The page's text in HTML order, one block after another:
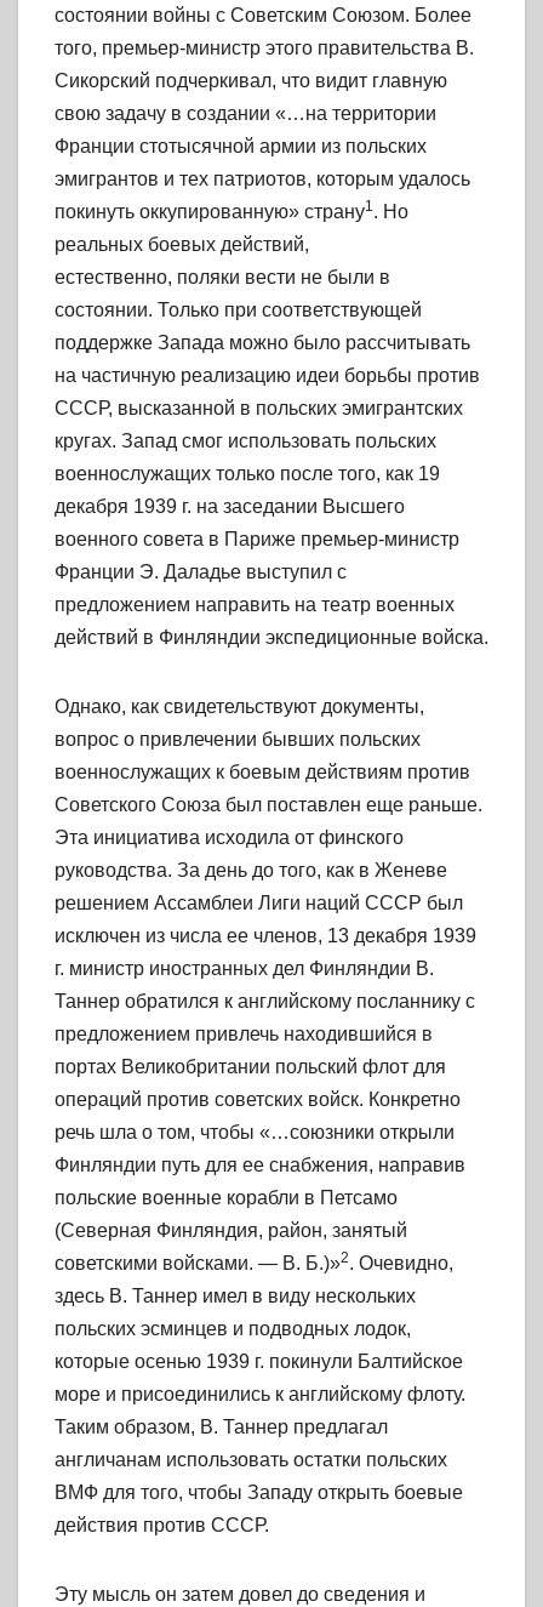
состоянии войны с Советским Союзом. Более
того, премьер-министр этого правительства В.
Сикорский подчеркивал, что видит главную
свою задачу в создании «…на территории
Франции стотысячной армии из польских
эмигрантов и тех патриотов, которым удалось
покинуть оккупированную» страну1. Но
реальных боевых действий,
естественно, поляки вести не были в
состоянии. Только при соответствующей
поддержке Запада можно было рассчитывать
на частичную реализацию идеи борьбы против
СССР, высказанной в польских эмигрантских
кругах. Запад смог использовать польских
военнослужащих только после того, как 19
декабря 1939 г. на заседании Высшего
военного совета в Париже премьер-министр
Франции Э. Даладье выступил с
предложением направить на театр военных
действий в Финляндии экспедиционные войска.
Однако, как свидетельствуют документы,
вопрос о привлечении бывших польских
военнослужащих к боевым действиям против
Советского Союза был поставлен еще раньше.
Эта инициатива исходила от финского
руководства. За день до того, как в Женеве
решением Ассамблеи Лиги наций СССР был
исключен из числа ее членов, 13 декабря 1939
г. министр иностранных дел Финляндии В.
Таннер обратился к английскому посланнику с
предложением привлечь находившийся в
портах Великобритании польский флот для
операций против советских войск. Конкретно
речь шла о том, чтобы «…союзники открыли
Финляндии путь для ее снабжения, направив
польские военные корабли в Петсамо
(Северная Финляндия, район, занятый
советскими войсками. — В. Б.)»2. Очевидно,
здесь В. Таннер имел в виду нескольких
польских эсминцев и подводных лодок,
которые осенью 1939 г. покинули Балтийское
море и присоединились к английскому флоту.
Таким образом, В. Таннер предлагал
англичанам использовать остатки польских
ВМФ для того, чтобы Западу открыть боевые
действия против СССР.
Эту мысль он затем довел до сведения и